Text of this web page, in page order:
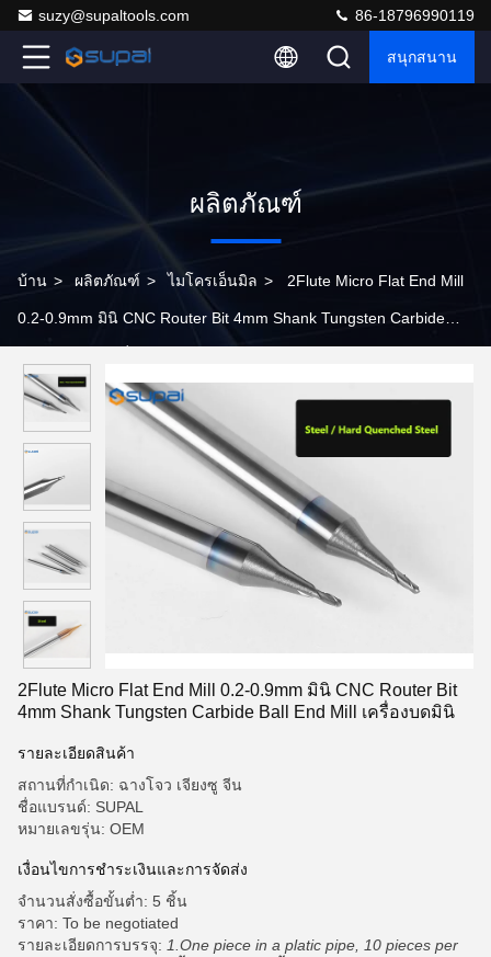
suzy@supaltools.com 86-18796990119
สนุกสนาน
ผลิตภัณฑ์
บ้าน > ผลิตภัณฑ์ > ไมโครเอ็นมิล > 2Flute Micro Flat End Mill
0.2-0.9mm มินิ CNC Router Bit 4mm Shank Tungsten Carbide
2Flute Micro Flat End Mill 0.2-0.9mm มินิ CNC Router Bit
4mm Shank Tungsten Carbide Ball End Mill เครื่องบดมินิ
รายละเอียดสินค้า
สถานที่กำเนิด: ฉางโจว เจียงซู จีน
ชื่อแบรนด์: SUPAL
หมายเลขรุ่น: OEM
เงื่อนไขการชำระเงินและการจัดส่ง
จำนวนสั่งซื้อขั้นต่ำ: 5 ชิ้น
ราคา: To be negotiated
รายละเอียดการบรรจุ: 1.One piece in a platic pipe, 10 pieces per